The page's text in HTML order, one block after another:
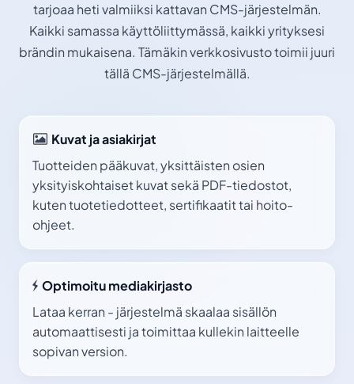
tarjoaa heti valmiiksi kattavan CMS-järjestelmän.
Kaikki samassa käyttöliittymässä, kaikki yrityksesi
brändin mukaisena. Tämäkin verkkosivusto toimii juuri
tällä CMS-järjestelmällä.
Kuvat ja asiakirjat
Tuotteiden pääkuvat, yksittäisten osien
yksityiskohtaiset kuvat sekä PDF-tiedostot,
kuten tuotetiedotteet, sertifikaatit tai hoito-
ohjeet.
Optimoitu mediakirjasto
Lataa kerran - järjestelmä skaalaa sisällön
automaattisesti ja toimittaa kullekin laitteelle
sopivan version.